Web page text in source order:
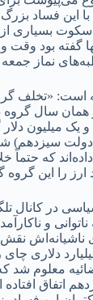
با این فساد
بسیاری از
گفته بود
نماز
است: «تخلف
همان سال گروه
۱۳۹۹ بیست و یک
دولت
داده‌اند که
در کانال
و
نقش
دلاری چای
اتفاق